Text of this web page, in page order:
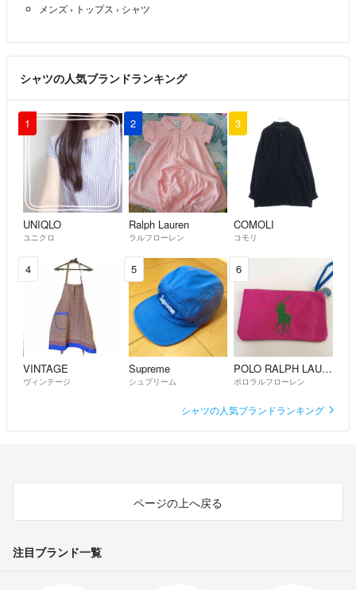
メンズ › トップス › シャツ
シャツの人気ブランドランキング
1
UNIQLO
ユニクロ
2
Ralph Lauren
ラルフローレン
3
COMOLI
コモリ
4
VINTAGE
ヴィンテージ
5
Supreme
シュプリーム
6
POLO RALPH LAUREN
ポロラルフローレン
シャツの人気ブランドランキング
ページの上へ戻る
注目ブランド一覧